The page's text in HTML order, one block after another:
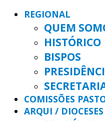
REGIONAL
QUEM
HISTÓRICO
BISPOS
COMISSÕES
ARQUI / DIOCESES